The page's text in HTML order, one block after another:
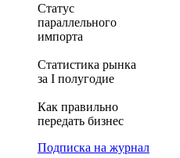
Статус
параллельного
импорта
Статистика рынка
за I полугодие
Как правильно
передать бизнес
Подписка на журнал